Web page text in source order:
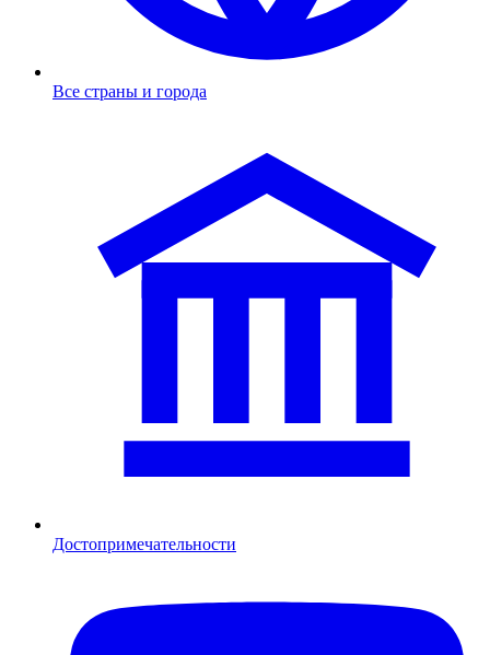
Все страны и города
Достопримечательности